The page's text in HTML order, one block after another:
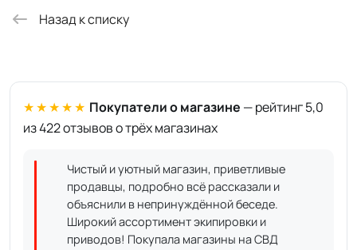
Назад к списку
★★★★★ Покупатели о магазине — рейтинг 5,0
из 422 отзывов о трёх магазинах
Чистый и уютный магазин, приветливые
продавцы, подробно всё рассказали и
объяснили в непринуждённой беседе.
Широкий ассортимент экипировки и
приводов! Покупала магазины на СВД